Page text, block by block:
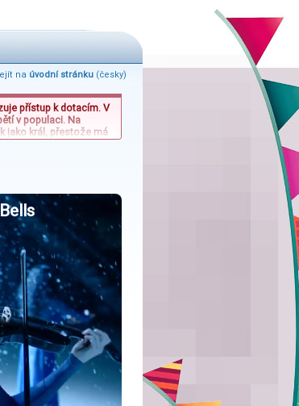
na úvodní stránku (česky)
přístup k dotacím. V
v populaci. Na
jako král, přestože má